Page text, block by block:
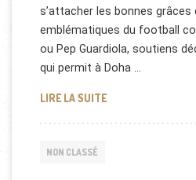
s’attacher les bonnes grâces
emblématiques du football
ou Pep Guardiola, soutiens
qui permit à Doha …
LIRE LA SUITEFOOTBALL:
NON CLASSÉ